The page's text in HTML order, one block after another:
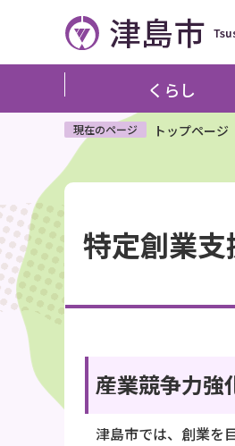
ペ
ジ
で
す
くらし
現在のページ トップページ
文
こ
こ
か
ら
特定創業
産業競争力強
津島市では、創業を